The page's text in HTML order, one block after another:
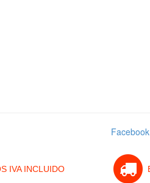
Facebook
IVA INCLUIDO